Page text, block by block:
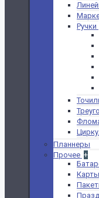
Ручки
Планнеры
Прочее +